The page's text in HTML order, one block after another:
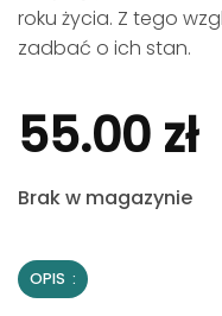
roku życia. Z tego
zadbać o ich stan.
55.00 zł
Brak w magazynie
OPIS